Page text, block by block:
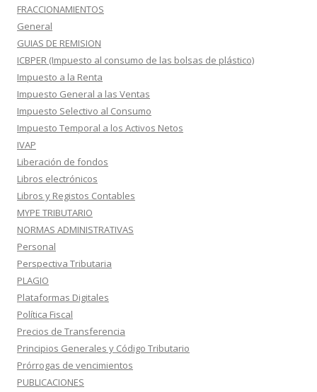
FRACCIONAMIENTOS
General
GUIAS DE REMISION
ICBPER (Impuesto al consumo de las bolsas de plástico)
Impuesto a la Renta
Impuesto General a las Ventas
Impuesto Selectivo al Consumo
Impuesto Temporal a los Activos Netos
IVAP
Liberación de fondos
Libros electrónicos
Libros y Registos Contables
MYPE TRIBUTARIO
NORMAS ADMINISTRATIVAS
Personal
Perspectiva Tributaria
PLAGIO
Plataformas Digitales
Política Fiscal
Precios de Transferencia
Principios Generales y Código Tributario
Prórrogas de vencimientos
PUBLICACIONES